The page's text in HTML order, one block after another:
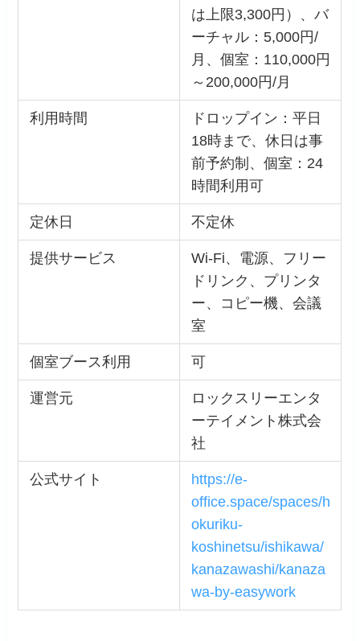
は上限3,300円）、バ
ーチャル：5,000円/
月、個室：110,000円
～200,000円/月
利用時間
ドロップイン：平日
18時まで、休日は事
前予約制、個室：24
時間利用可
定休日 不定休
提供サービス
Wi-Fi、電源、フリー
ドリンク、プリンタ
ー、コピー機、会議
室
個室ブース利用 可
運営元
ロックスリーエンタ
ーテイメント株式会
社
公式サイト
https://e-
office.space/spaces/h
okuriku-
koshinetsu/ishikawa/
kanazawashi/kanaza
wa-by-easywork